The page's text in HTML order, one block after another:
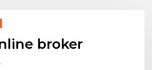
broker